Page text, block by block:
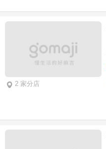
2 家分店